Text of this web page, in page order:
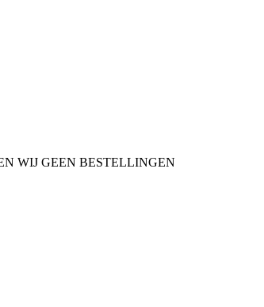
WIJ GEEN BESTELLINGEN